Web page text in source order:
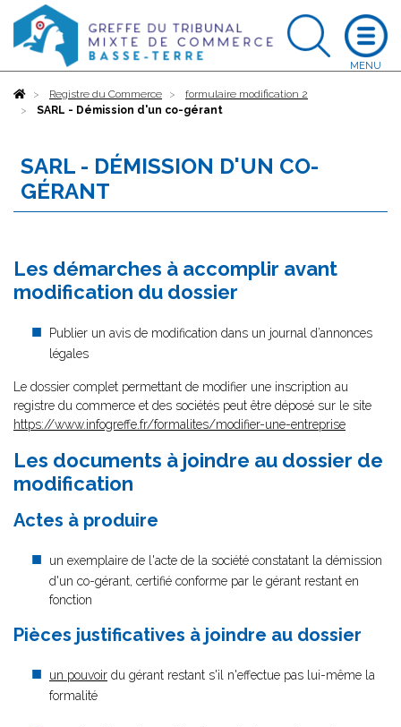
AccueilRegistre du Commerce
formulaire modification 2
SARL - Démission d'un co-gérant
SARL - DÉMISSION D'UN CO-
GÉRANT
Les démarches à accomplir avant
modification du dossier
Publier un avis de modification dans un journal d’annonces
légales
Le dossier complet permettant de modifier une inscription au
registre du commerce et des sociétés peut être déposé sur le site
https://www.infogreffe.fr/formalites/modifier-une-entreprise
Les documents à joindre au dossier de
modification
Actes à produire
un exemplaire de l'acte de la société constatant la démission
d'un co-gérant, certifié conforme par le gérant restant en
fonction
Pièces justificatives à joindre au dossier
un pouvoir du gérant restant s'il n'effectue pas lui-même la
formalité